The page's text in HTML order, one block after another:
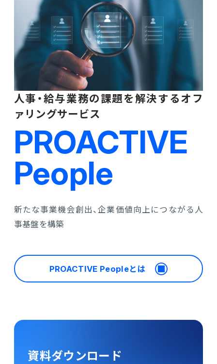
人事・給与業務の課題を解決するオフ
ァリングサービス
PROACTIVE
People
新たな事業機会創出、企業価値向上につながる人
事基盤を構築
PROACTIVE Peopleとは
資料ダウンロード